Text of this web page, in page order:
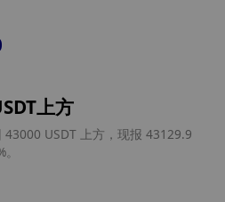
上方
43000 USDT 上方，现报 43129.9